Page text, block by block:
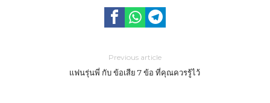
Previous article
เเฟนรุ่นพี่ กับ ข้อเสีย 7 ข้อ ที่คุณควรรู้ไว้